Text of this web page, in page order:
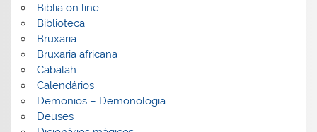
Biblia on line
Biblioteca
Bruxaria
Bruxaria africana
Cabalah
Calendários
Demónios – Demonologia
Deuses